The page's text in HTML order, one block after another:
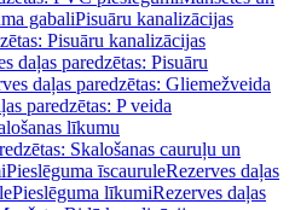
gabaliPisuāru kanalizācijas
Pisuāru kanalizācijas
daļas paredzētas: Pisuāru
daļas paredzētas: Gliemežveida
paredzētas: P veida
līkumu
Skalošanas cauruļu un
Pieslēguma īscauruleRezerves daļas
Pieslēguma līkumiRezerves daļas